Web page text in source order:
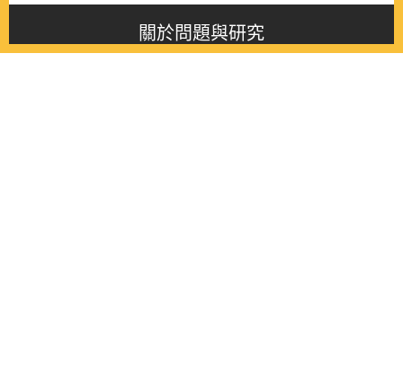
關於問題與研究
About this journal